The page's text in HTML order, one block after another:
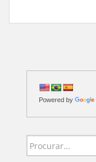
Powered by
Search for: